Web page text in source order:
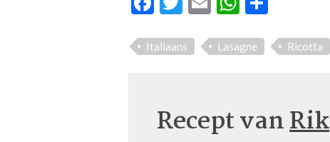
Italiaans Lasagne Ricotta
Recept vanRik